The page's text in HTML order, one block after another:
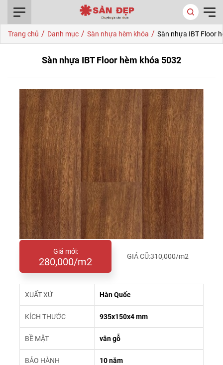
Trang chủ / Danh mục / Sàn nhựa hèm khóa / Sàn nhựa IBT Floor
Sàn nhựa IBT Floor hèm khóa 5032
Giá mới:
280,000/m2 GIÁ CŨ:310,000/m2
XUẤT XỨ Hàn Quốc
KÍCH THƯỚC 935x150x4 mm
BỀ MẶT vân gỗ
BẢO HÀNH 10 năm